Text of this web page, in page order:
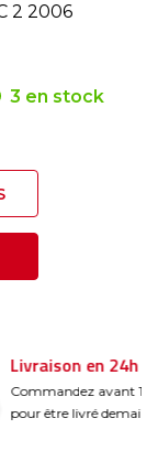
2 2006
3 en stock
Livraison en 24h
Commandez avant 14h
pour être livré demain !